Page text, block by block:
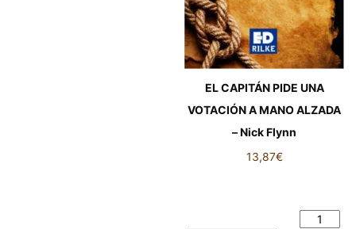
EL CAPITÁN PIDE UNA
VOTACIÓN A MANO ALZADA
– Nick Flynn
13,87€